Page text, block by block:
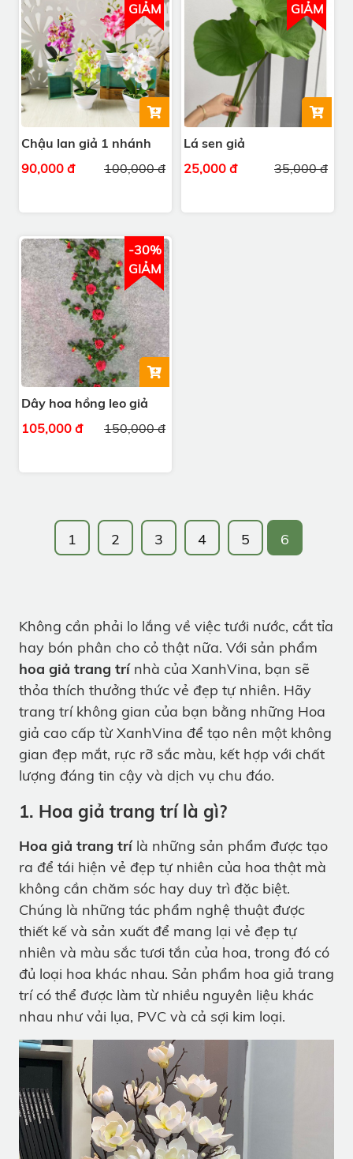
Chậu lan giả 1 nhánh
100,000 đ
90,000 đ
GIẢM
Lá sen giả
35,000 đ
25,000 đ
GIẢM
Dây hoa hồng leo giả
150,000 đ
105,000 đ
-30%
GIẢM
1 2 3 4 5 6
Không cần phải lo lắng về việc tưới nước, cắt tỉa
hay bón phân cho cỏ thật nữa. Với sản phẩm
hoa giả trang trínhà của XanhVina, bạn sẽ
thỏa thích thưởng thức vẻ đẹp tự nhiên. Hãy
trang trí không gian của bạn bằng những Hoa
giả cao cấp từ XanhVina để tạo nên một không
gian đẹp mắt, rực rỡ sắc màu, kết hợp với chất
lượng đáng tin cậy và dịch vụ chu đáo.
1. Hoa giả trang trí là gì?
Hoa giả trang trílà những sản phẩm được tạo
ra để tái hiện vẻ đẹp tự nhiên của hoa thật mà
không cần chăm sóc hay duy trì đặc biệt.
Chúng là những tác phẩm nghệ thuật được
thiết kế và sản xuất để mang lại vẻ đẹp tự
nhiên và màu sắc tươi tắn của hoa, trong đó có
đủ loại hoa khác nhau. Sản phẩm hoa giả trang
trí có thể được làm từ nhiều nguyên liệu khác
nhau như vải lụa, PVC và cả sợi kim loại.